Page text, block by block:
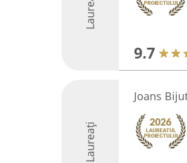
Laureați
9.7
Laureați
Joans